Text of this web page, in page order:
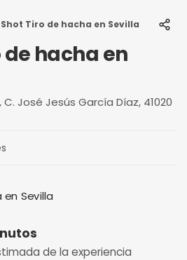
Shot Tiro de hacha en Sevilla
de hacha en
José Jesús García Díaz, 41020
de la experiencia